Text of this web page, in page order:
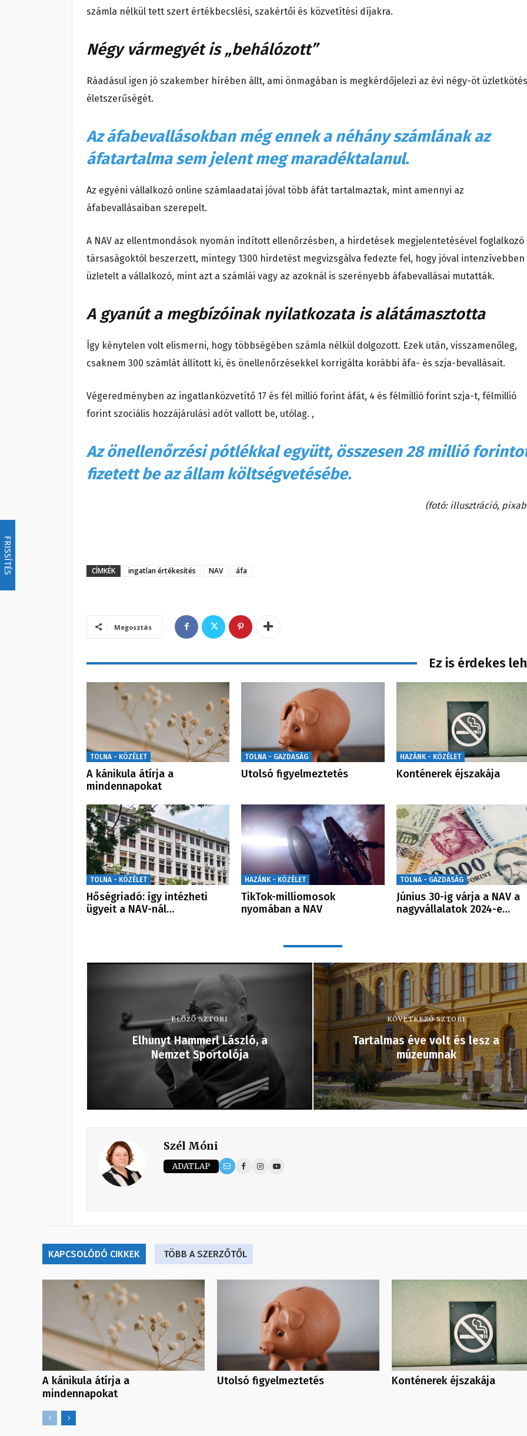
FRISSÍTÉS
számla nélkül tett szert értékbecslési, szakértői és közvetítési díjakra.
Négy vármegyét is „behálózott”
Ráadásul igen jó szakember hírében állt, ami önmagában is megkérdőjelezi az évi négy-öt üzletkötés
életszerűségét.
Az áfabevallásokban még ennek a néhány számlának az
áfatartalma sem jelent meg maradéktalanul.
Az egyéni vállalkozó online számlaadatai jóval több áfát tartalmaztak, mint amennyi az
áfabevallásaiban szerepelt.
A NAV az ellentmondások nyomán indított ellenőrzésben, a hirdetések megjelentetésével foglalkozó
társaságoktól beszerzett, mintegy 1300 hirdetést megvizsgálva fedezte fel, hogy jóval intenzívebben
üzletelt a vállalkozó, mint azt a számlái vagy az azoknál is szerényebb áfabevallásai mutatták.
A gyanút a megbízóinak nyilatkozata is alátámasztotta
Így kénytelen volt elismerni, hogy többségében számla nélkül dolgozott. Ezek után, visszamenőleg,
csaknem 300 számlát állított ki, és önellenőrzésekkel korrigálta korábbi áfa- és szja-bevallásait.
Végeredményben az ingatlanközvetítő 17 és fél millió forint áfát, 4 és félmillió forint szja-t, félmillió
forint szociális hozzájárulási adót vallott be, utólag. ,
Az önellenőrzési pótlékkal együtt, összesen 28 millió
fizetett be az állam költségvetésébe.
(fotó: illusztráció,
CÍMKÉK ingatlan értékesítés NAV áfa
Megosztás
Ez is érdekes
TOLNA - KÖZÉLET
A kánikula átírja a
mindennapokat
TOLNA - GAZDASÁG
Utolsó figyelmeztetés
HAZÁNK - KÖZÉLET
Konténerek éjszakája
TOLNA - KÖZÉLET
Hőségriadó: így intézheti
ügyeit a NAV-nál…
HAZÁNK - KÖZÉLET
TikTok-milliomosok
nyomában a NAV
TOLNA - GAZDASÁG
Június 30-ig várja a NAV a
nagyvállalatok 2024-e…
ELŐZŐ SZTORI
Elhunyt Hammerl László, a
Nemzet Sportolója
KÖVETKEZŐ SZTORI
Tartalmas éve volt és lesz a
múzeumnak
Szél Móni
ADATLAP
KAPCSOLÓDÓ CIKKEK TÖBB A SZERZŐTŐL
A kánikula átírja a
mindennapokat
Utolsó figyelmeztetés Konténerek éjszakája